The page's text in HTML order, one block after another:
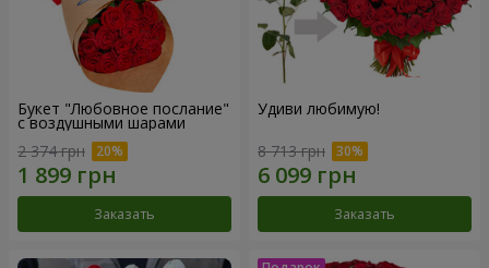
Букет "Любовное послание"
с воздушными шарами
2 374 грн
Заказать
Удиви любимую!
8 713 грн
Заказать